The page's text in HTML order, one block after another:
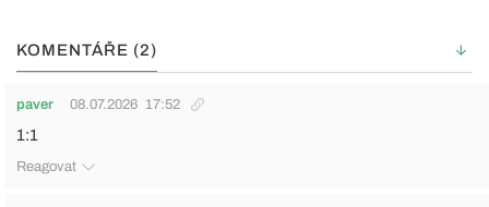
KOMENTÁŘE (2)
paver 08.07.2026 17:52
1:1
Reagovat